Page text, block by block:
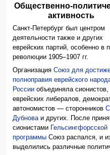
Общественно-
активность
Санкт-Петербург был центром
деятельности также и других
еврейских партий, особенно в
революции 1905–1907 гг.
ОрганизацияСоюз для
полноправия еврейского
России объединяла сионистов,
еврейских либералов,
автономистов — сторонниковС.
Дубнова и других. После
сионистами Гельсингфорсской
программы Союз распался, и
выделились различные